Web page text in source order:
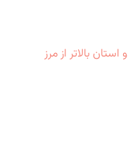
بالاتر از مرز